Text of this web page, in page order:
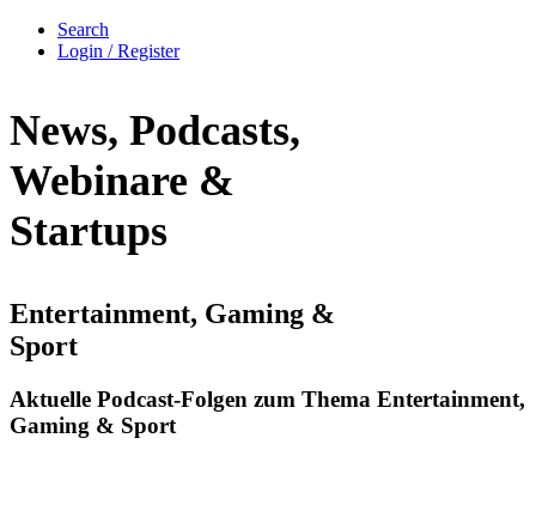
Search
Login / Register
News, Podcasts,
Webinare &
Startups
Entertainment, Gaming &
Sport
Aktuelle Podcast-Folgen zum Thema Entertainment,
Gaming & Sport